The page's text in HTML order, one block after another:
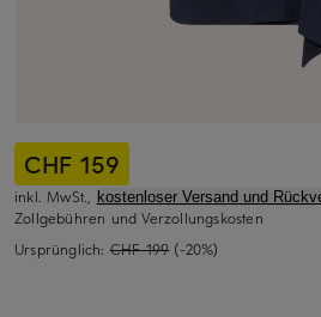
CHF 159
inkl. MwSt., kostenloser Versand und
Zollgebühren und Verzollungskosten
Ursprünglich: CHF 199 (-20%)